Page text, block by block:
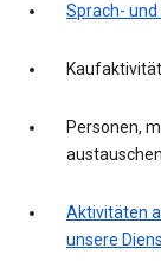
Sprach-
Personen,
austauschen
Aktivitäten
unsere